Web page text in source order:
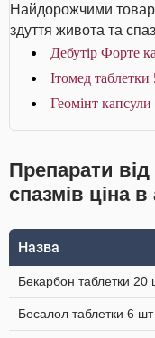
Найдорожчими
здуття живота та
Дебутір Форте
Ітомед
Геомінт
Препарати
спазмів ціна в
Назва
Бекарбон таблетки 20
Бесалол таблетки 6 шт